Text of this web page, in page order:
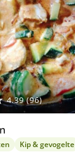
4.39 (96)
Kip & gevogelte